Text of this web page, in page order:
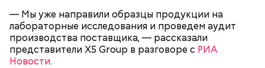
— Мы уже направили образцы продукции на
лабораторные исследования и проведем аудит
производства поставщика, — рассказали
представители X5 Group в разговоре с РИА
Новости.
Спагетти из кабачков